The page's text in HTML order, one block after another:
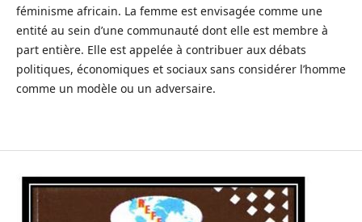
féminisme africain. La femme est envisagée comme une
entité au sein d’une communauté dont elle est membre à
part entière. Elle est appelée à contribuer aux débats
politiques, économiques et sociaux sans considérer l’homme
comme un modèle ou un adversaire.